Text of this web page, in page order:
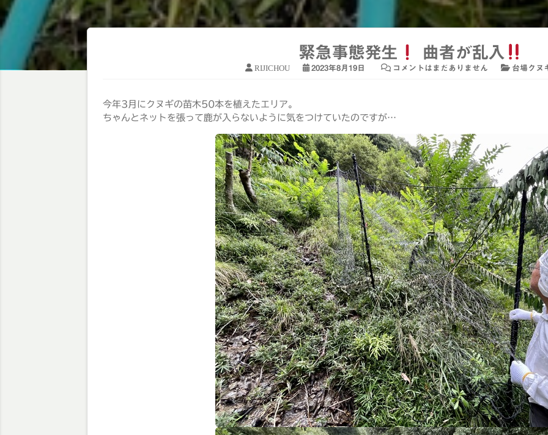
緊急事態発生 曲者が乱入
RIJICHOU 2023年8月19日 コメントはまだありません 台場クヌ
今年3月にクヌギの苗木50本を植えたエリア。
ちゃんとネットを張って鹿が入らないように気をつけていたのですが…